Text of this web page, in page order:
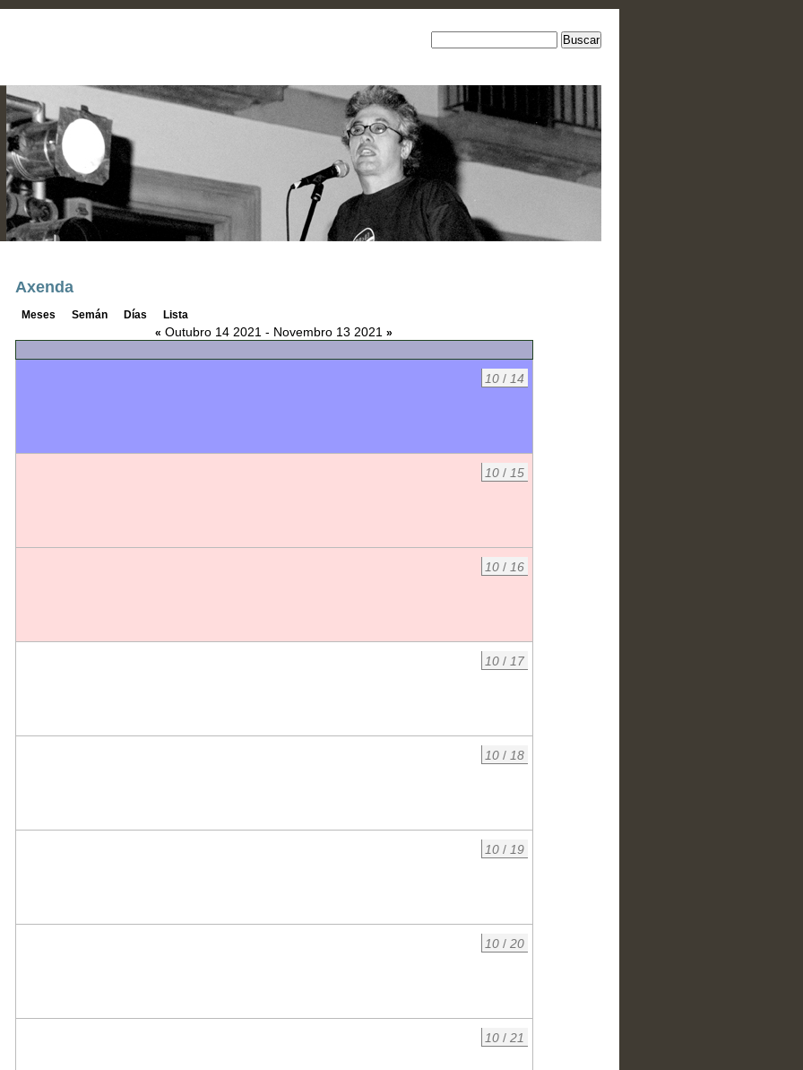
Axenda
Meses Semán Días
Lista
« Outubro 14 2021 - Novembro 13 2021 »
10 / 14
10 / 15
10 / 16
10 / 17
10 / 18
10 / 19
10 / 20
10 / 21